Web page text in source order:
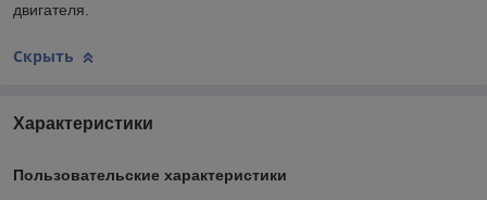
двигателя.
Скрыть
Характеристики
Пользовательские характеристики